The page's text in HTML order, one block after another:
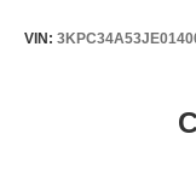
VIN: